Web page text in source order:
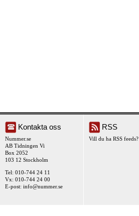
Kontakta oss
Nummer.se
AB Tidningen Vi
Box 2052
103 12 Stockholm
Tel: 010-744 24 11
Vx: 010-744 24 00
E-post: info@nummer.se
RSS
Vill du ha RSS feeds?